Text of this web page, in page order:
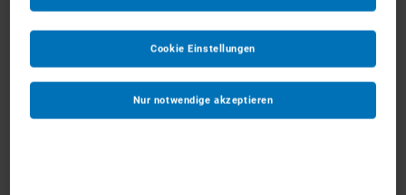
Nur notwendige akzeptieren
Cookie Einstellungen